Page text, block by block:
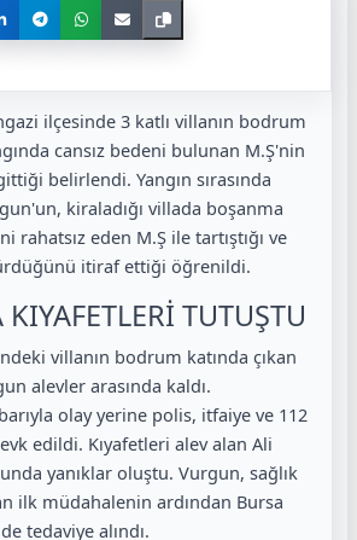
ilçesinde 3 katlı villanın bodrum
cansız bedeni bulunan M.Ş'nin
belirlendi. Yangın sırasında
kiraladığı villada boşanma
rahatsız eden M.Ş ile tartıştığı ve
itiraf ettiği öğrenildi.
TUTUŞTU
villanın bodrum katında çıkan
alevler arasında kaldı.
olay yerine polis, itfaiye ve 112
edildi. Kıyafetleri alev alan Ali
yanıklar oluştu. Vurgun, sağlık
ilk müdahalenin ardından Bursa
tedaviye alındı.